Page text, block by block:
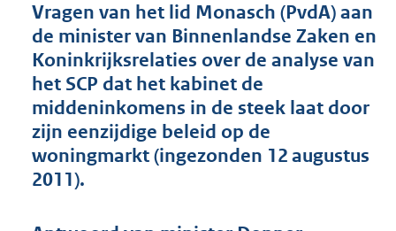
d
s
g
r
o
t
t
5
Vragen van het lid Monasch (PvdA) aan
de minister van Binnenlandse Zaken en
Koninkrijksrelaties over de analyse van
het SCP dat het kabinet de
middeninkomens in de steek laat door
zijn eenzijdige beleid op de
woningmarkt (ingezonden 12 augustus
2011).